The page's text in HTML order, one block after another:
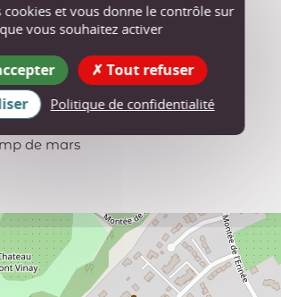
Tarif
Accès libre.
de mars
cookies et vous donne le contrôle sur
vous souhaitez activer
Tout refuser
Politique de confidentialité